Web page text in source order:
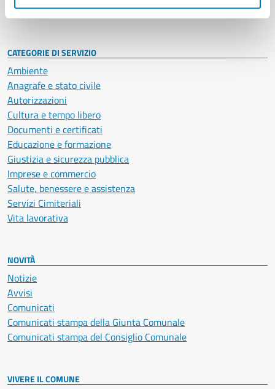
Intranet, posta aziendale e protocollo
CATEGORIE DI SERVIZIO
Ambiente
Anagrafe e stato civile
Autorizzazioni
Cultura e tempo libero
Documenti e certificati
Educazione e formazione
Giustizia e sicurezza pubblica
Imprese e commercio
Salute, benessere e assistenza
Servizi Cimiteriali
Vita lavorativa
NOVITÀ
Notizie
Avvisi
Comunicati
Comunicati stampa della Giunta Comunale
Comunicati stampa del Consiglio Comunale
VIVERE IL COMUNE